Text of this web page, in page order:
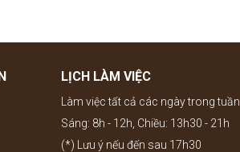
LỊCH LÀM VIỆC
Làm việc tất cả các ngày trong tuần
Sáng: 8h - 12h, Chiều: 13h30 - 21h
(*) Lưu ý nếu đến sau 17h30